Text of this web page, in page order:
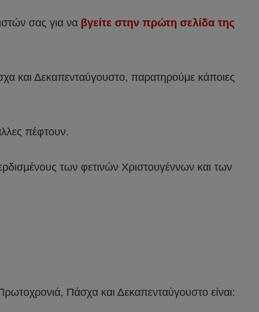
σας για να βγείτε στην πρώτη σελίδα της
και Δεκαπενταύγουστο, παρατηρούμε κάποιες
πέφτουν.
των φετινών Χριστουγέννων και των
Πάσχα και Δεκαπενταύγουστο είναι: